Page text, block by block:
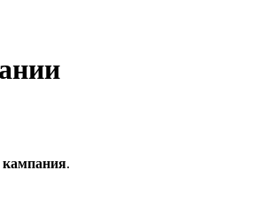
кампания.